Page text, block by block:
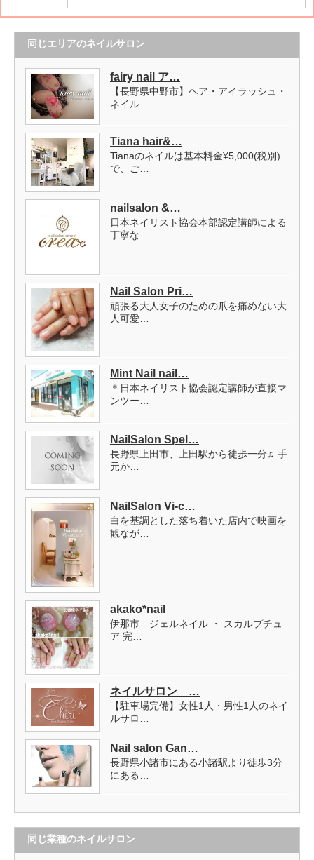
同じエリアのネイルサロン
fairy nail ア…
【長野県中野市】ヘア・アイラッシュ・
ネイル…
Tiana hair&…
Tianaのネイルは基本料金¥5,000(税別)
で、ご…
nailsalon &…
日本ネイリスト協会本部認定講師による
丁寧な…
Nail Salon Pri…
頑張る大人女子のための爪を痛めない大
人可愛…
Mint Nail nail…
＊日本ネイリスト協会認定講師が直接マ
ンツー…
NailSalon Spel…
長野県上田市、上田駅から徒歩一分♫ 手
元か…
NailSalon Vi-c…
白を基調とした落ち着いた店内で映画を
観なが…
akako*nail
伊那市 ジェルネイル ・ スカルプチュ
ア 完…
ネイルサロン …
【駐車場完備】女性1人・男性1人のネイ
ルサロ…
Nail salon Gan…
長野県小諸市にある小諸駅より徒歩3分
にある…
同じ業種のネイルサロン